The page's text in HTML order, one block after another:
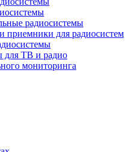
радиосистемы
приемники для радиосистем
для ТВ и радио
мониторинга